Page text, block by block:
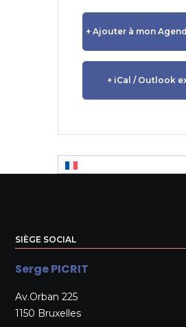
+ Ajouter à mon
+ iCal / Outlook
SIÈGE SOCIAL
Serge PICRIT
Av.Orban 225
1150 Bruxelles